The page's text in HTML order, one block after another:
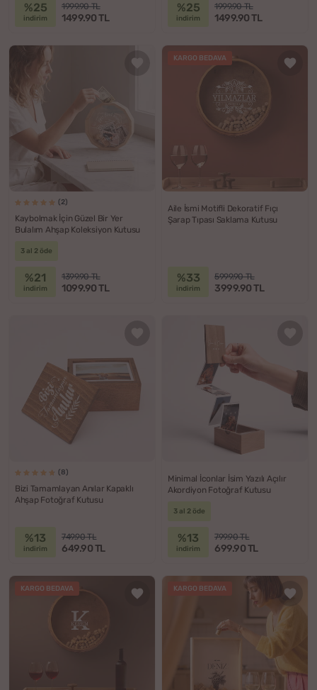
%25
indirim
1999.90 TL
1499.90 TL
%25
indirim
1999.90 TL
1499.90 TL
(2)
Kaybolmak İçin Güzel Bir Yer
Bulalım Ahşap Koleksiyon Kutusu
3 al 2 öde
%21
indirim
1399.90 TL
1099.90 TL
KARGO BEDAVA
Aile İsmi Motifli Dekoratif Fıçı
Şarap Tıpası Saklama Kutusu
%33
indirim
5999.90 TL
3999.90 TL
(8)
Bizi Tamamlayan Anılar Kapaklı
Ahşap Fotoğraf Kutusu
%13
indirim
749.90 TL
649.90 TL
Minimal İconlar İsim Yazılı Açılır
Akordiyon Fotoğraf Kutusu
3 al 2 öde
%13
indirim
799.90 TL
699.90 TL
KARGO BEDAVA KARGO BEDAVA